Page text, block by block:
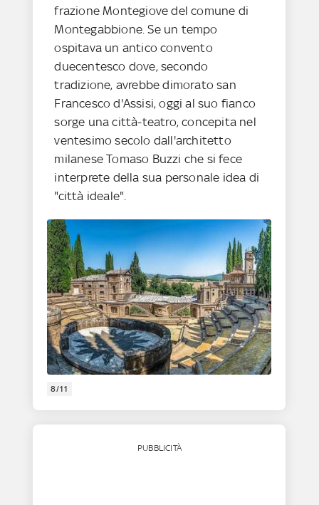
frazione Montegiove del comune di
Montegabbione. Se un tempo
ospitava un antico convento
duecentesco dove, secondo
tradizione, avrebbe dimorato san
Francesco d'Assisi, oggi al suo fianco
sorge una città-teatro, concepita nel
ventesimo secolo dall'architetto
milanese Tomaso Buzzi che si fece
interprete della sua personale idea di
"città ideale".
8/11
PUBBLICITÀ